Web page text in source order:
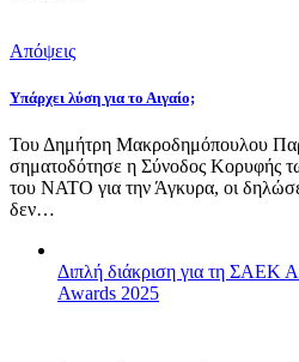
Απόψεις
Υπάρχει λύση για το Αιγαίο;
Του Δημήτρη Μακροδημόπουλου Παρά
σηματοδότησε η Σύνοδος Κορυφής
του ΝΑΤΟ για την Άγκυρα, οι
δεν…
Διπλή διάκριση για τη
Awards 2025